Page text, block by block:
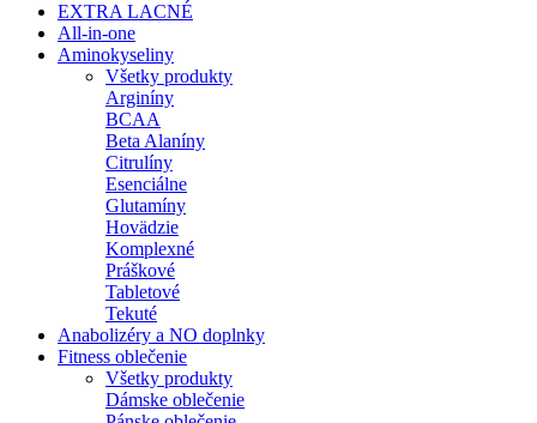
EXTRA LACNÉ
All-in-one
Aminokyseliny
Všetky produkty
Arginíny
BCAA
Beta Alaníny
Citrulíny
Esenciálne
Glutamíny
Hovädzie
Komplexné
Práškové
Tabletové
Tekuté
Anabolizéry a NO doplnky
Fitness oblečenie
Všetky produkty
Dámske oblečenie